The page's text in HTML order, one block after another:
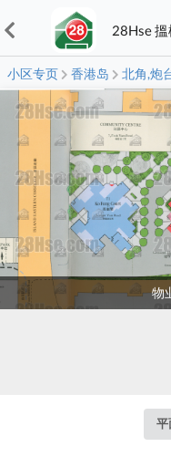
28Hse
小区专页 香港岛 北角,炮
物
平